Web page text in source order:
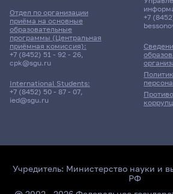
Отдел по организации
приёма на основные
образовательные
программы (Центральная
приёмная комиссия):
+7 (8452) 51 - 92 - 26,
cpk@sgu.ru
International Students:
+7 (8452) 50 - 87 - 07,
ied@sgu.ru
+7
Учредитель: Министерство науки и
РФ